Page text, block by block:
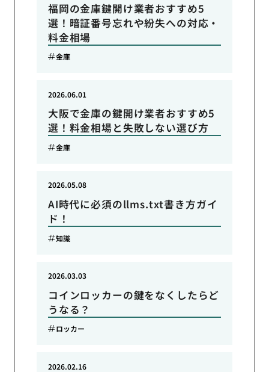
福岡の金庫鍵開け業者おすすめ5
選！暗証番号忘れや紛失への対応・
料金相場
金庫
大阪で金庫の鍵開け業者おすすめ5
選！料金相場と失敗しない選び方
2026.06.01
金庫
AI時代に必須のllms.txt書き方ガイ
ド！
2026.05.08
知識
コインロッカーの鍵をなくしたらど
うなる？
2026.03.03
ロッカー
2026.02.16